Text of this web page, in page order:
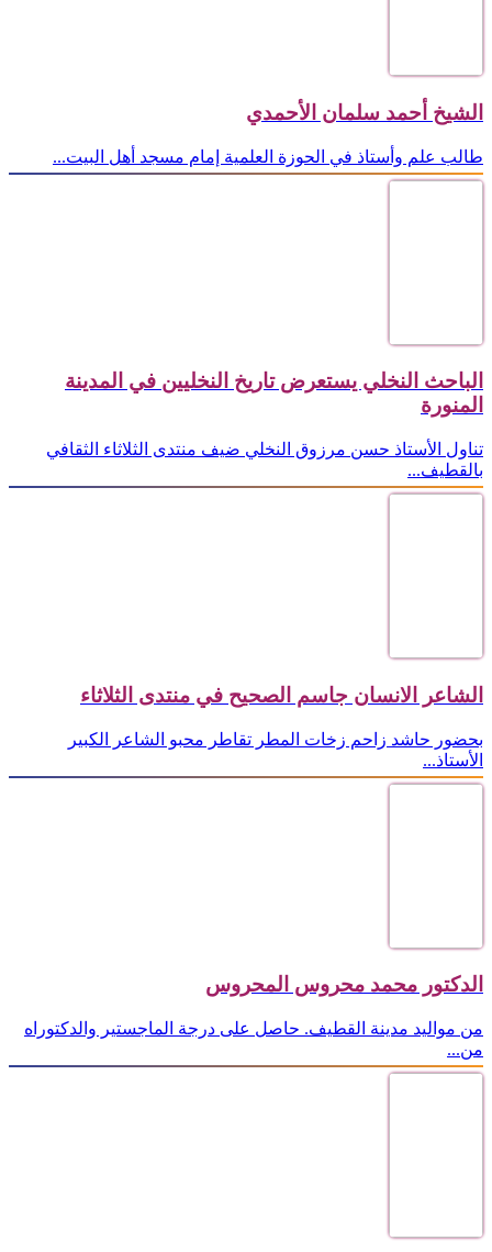
الشيخ أحمد سلمان الأحمدي
طالب علم وأستاذ في الحوزة العلمية إمام مسجد أهل البيت...
الباحث النخلي يستعرض تاريخ النخليين في المدينة
المنورة
تناول الأستاذ حسن مرزوق النخلي ضيف منتدى الثلاثاء الثقافي
بالقطيف...
الشاعر الانسان جاسم الصحيح في منتدى الثلاثاء
بحضور حاشد زاحم زخات المطر تقاطر محبو الشاعر الكبير
الأستاذ...
الدكتور محمد محروس المحروس
من مواليد مدينة القطيف. حاصل على درجة الماجستير والدكتوراه
من...